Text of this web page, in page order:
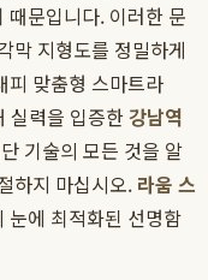
때문입니다. 이러한 문
막 지형도를 정밀하게
피 맞춤형 스마트라
실력을 입증한 강남역
기술의 모든 것을 알
하지 마십시오. 라움 스
눈에 최적화된 선명함